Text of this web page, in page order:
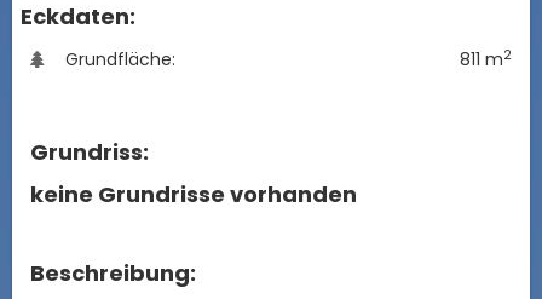
Eckdaten:
Grundfläche: 811 m2
Grundriss:
keine Grundrisse vorhanden
Beschreibung: